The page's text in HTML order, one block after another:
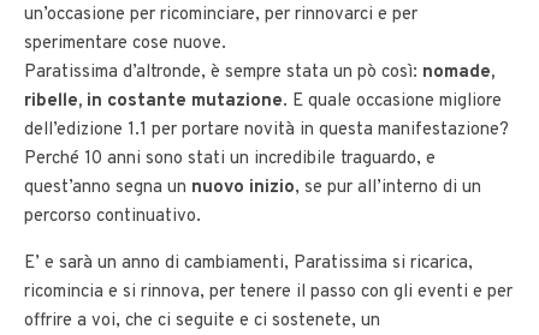
un’occasione per ricominciare, per rinnovarci e per
sperimentare cose nuove.
Paratissima d’altronde, è sempre stata un pò così: nomade,
ribelle, in costante mutazione. E quale occasione migliore
dell’edizione 1.1 per portare novità in questa manifestazione?
Perché 10 anni sono stati un incredibile traguardo, e
quest’anno segna un nuovo inizio, se pur all’interno di un
percorso continuativo.
E’ e sarà un anno di cambiamenti, Paratissima si ricarica,
ricomincia e si rinnova, per tenere il passo con gli eventi e per
offrire a voi, che ci seguite e ci sostenete, un